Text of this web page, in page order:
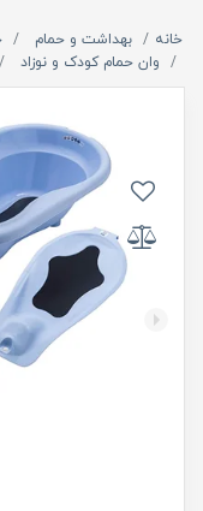
خانه بهداشت و حمام
وان حمام کودک و نوزاد